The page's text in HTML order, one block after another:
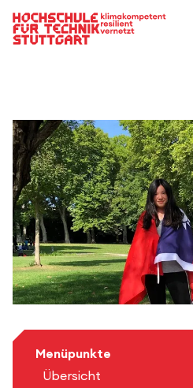
Hauptnavigation
Menüpunkte
Übersicht